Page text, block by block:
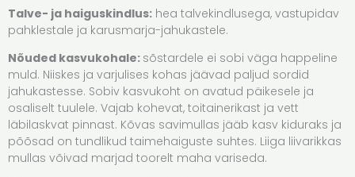
Talve- ja haiguskindlus: hea talvekindlusega, vastupidav
pahklestale ja karusmarja-jahukastele.
Nõuded kasvukohale: sõstardele ei sobi väga happeline
muld. Niiskes ja varjulises kohas jäävad paljud sordid
jahukastesse. Sobiv kasvukoht on avatud päikesele ja
osaliselt tuulele. Vajab kohevat, toitainerikast ja vett
läbilaskvat pinnast. Kõvas savimullas jääb kasv kiduraks ja
põõsad on tundlikud taimehaiguste suhtes. Liiga liivarikkas
mullas võivad marjad toorelt maha variseda.